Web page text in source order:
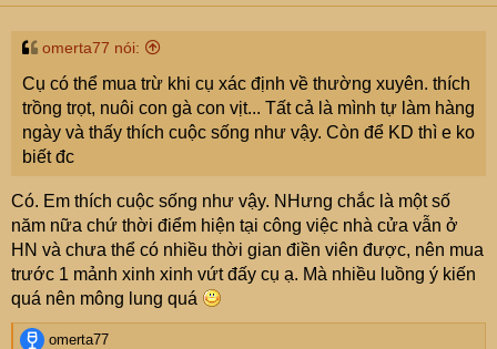
omerta77 nói:
Cụ có thể mua trừ khi cụ xác định về thường xuyên. thích
trồng trọt, nuôi con gà con vịt... Tất cả là mình tự làm hàng
ngày và thấy thích cuộc sống như vậy. Còn để KD thì e ko
biết đc
Có. Em thích cuộc sống như vậy. NHưng chắc là một số
năm nữa chứ thời điểm hiện tại công việc nhà cửa vẫn ở
HN và chưa thể có nhiều thời gian điền viên được, nên mua
trước 1 mảnh xinh xinh vứt đấy cụ ạ. Mà nhiều luồng ý kiến
quá nên mông lung quá
R
omerta77